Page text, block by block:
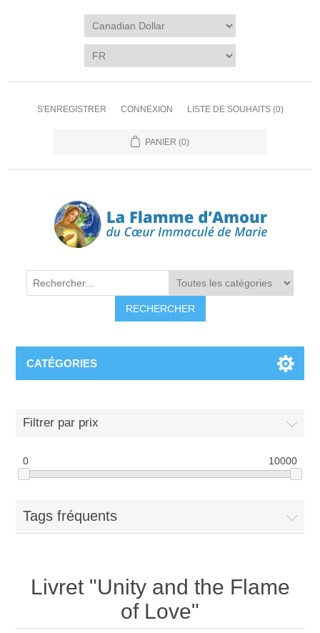
S'ENREGISTRER CONNEXION LISTE DE SOUHAITS (0)
PANIER (0)
RECHERCHER
CATÉGORIES
Filtrer par prix
0 10000
Tags fréquents
Livret "Unity and the Flame
of Love"